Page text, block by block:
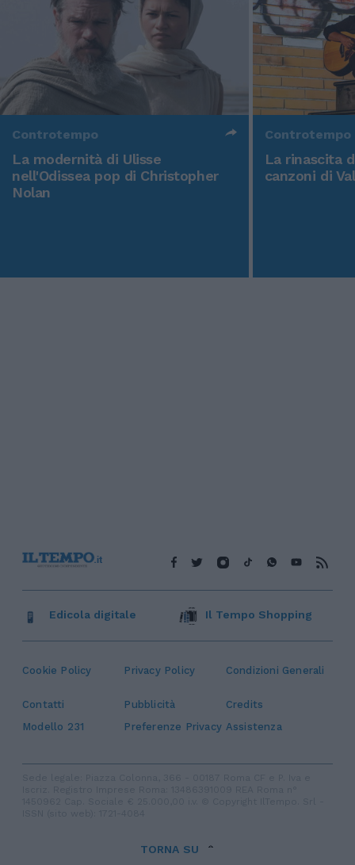
Controtempo
La modernità di Ulisse
nell'Odissea pop di Christopher
Nolan
Controtempo
La rinascita
canzoni di
Cookie Policy Privacy Policy Condizioni Generali
Contatti Pubblicità
Credits
Modello 231
Preferenze Privacy Assistenza
Edicola digitale Il Tempo Shopping
TORNA SU